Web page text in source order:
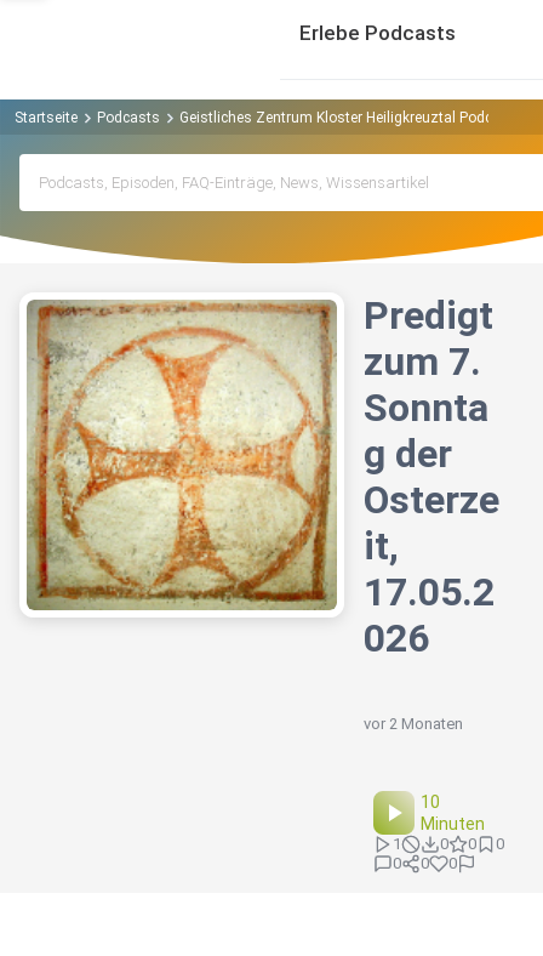
Erlebe Podcasts
Startseite Podcasts Geistliches Zentrum Kloster Heiligkreuztal Podcast
Predigt
zum 7.
Sonnta
g der
Osterze
it,
17.05.2
026
vor 2 Monaten
10
Minuten
1 0 0
0
0
0 0